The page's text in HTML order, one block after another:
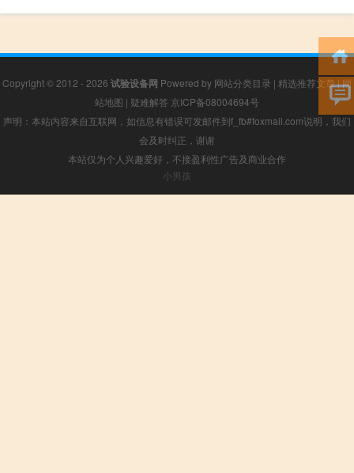
Copyright © 2012 - 2026 试验设备网 Powered by 网站分类目录 | 精选推荐文章|网
站地图 | 疑难解答 京ICP备08004694号
声明：本站内容来自互联网，如信息有错误可发邮件到f_fb#foxmail.com说明，我们
会及时纠正，谢谢
本站仅为个人兴趣爱好，不接盈利性广告及商业合作
小男孩